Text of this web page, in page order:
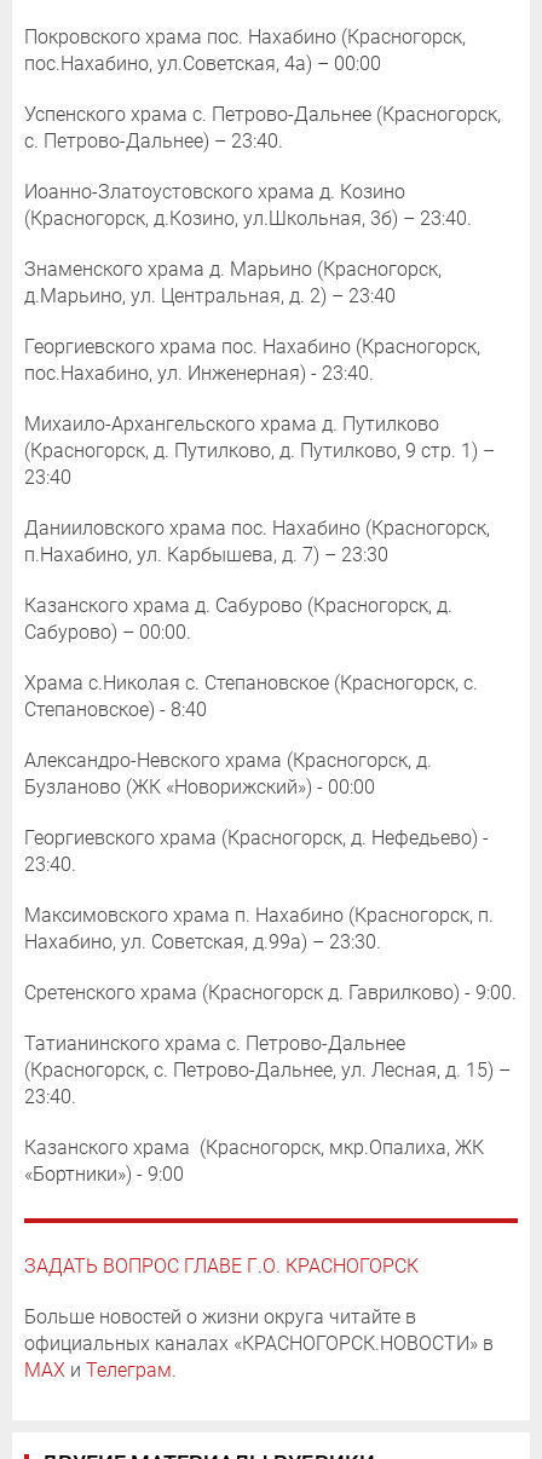
Покровского храма пос. Нахабино (Красногорск,
пос.Нахабино, ул.Советская, 4а) – 00:00
Успенского храма с. Петрово-Дальнее (Красногорск,
с. Петрово-Дальнее) – 23:40.
Иоанно-Златоустовского храма д. Козино
(Красногорск, д.Козино, ул.Школьная, 3б) – 23:40.
Знаменского храма д. Марьино (Красногорск,
д.Марьино, ул. Центральная, д. 2) – 23:40
Георгиевского храма пос. Нахабино (Красногорск,
пос.Нахабино, ул. Инженерная) - 23:40.
Михаило-Архангельского храма д. Путилково
(Красногорск, д. Путилково, д. Путилково, 9 стр. 1) –
23:40
Данииловского храма пос. Нахабино (Красногорск,
п.Нахабино, ул. Карбышева, д. 7) – 23:30
Казанского храма д. Сабурово (Красногорск, д.
Сабурово) – 00:00.
Храма с.Николая с. Степановское (Красногорск, с.
Степановское) - 8:40
Александро-Невского храма (Красногорск, д.
Бузланово (ЖК «Новорижский») - 00:00
Георгиевского храма (Красногорск, д. Нефедьево) -
23:40.
Максимовского храма п. Нахабино (Красногорск, п.
Нахабино, ул. Советская, д.99а) – 23:30.
Сретенского храма (Красногорск д. Гаврилково) - 9:00.
Татианинского храма с. Петрово-Дальнее
(Красногорск, с. Петрово-Дальнее, ул. Лесная, д. 15) –
23:40.
Казанского храма (Красногорск, мкр.Опалиха, ЖК
«Бортники») - 9:00
ЗАДАТЬ ВОПРОС ГЛАВЕ Г.О. КРАСНОГОРСК
Больше новостей о жизни округа читайте в
официальных каналах «КРАСНОГОРСК.НОВОСТИ» в
MAX и Телеграм.